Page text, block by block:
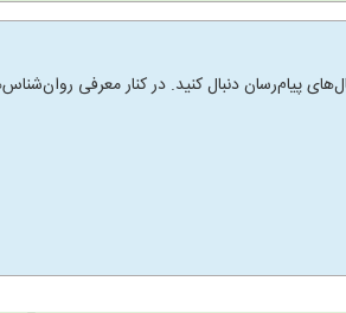
پیام‌رسان دنبال کنید. در کنار معرفی